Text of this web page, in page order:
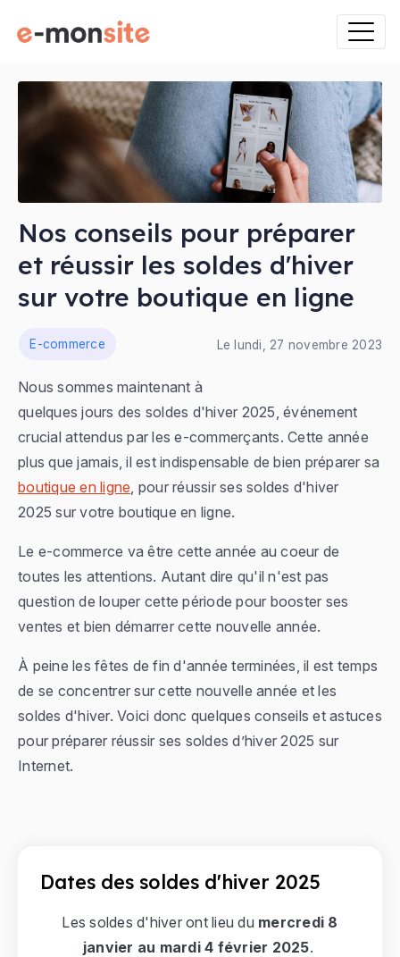
Nos conseils pour préparer
et réussir les soldes d'hiver
sur votre boutique en ligne
Le lundi, 27 novembre 2023
E-commerce
Nous sommes maintenant à
quelques jours des soldes d'hiver 2025, événement
crucial attendus par les e-commerçants. Cette année
plus que jamais, il est indispensable de bien préparer sa
boutique en ligne , pour réussir ses soldes d'hiver
2025 sur votre boutique en ligne.
Le e-commerce va être cette année au coeur de
toutes les attentions. Autant dire qu'il n'est pas
question de louper cette période pour booster ses
ventes et bien démarrer cette nouvelle année.
À peine les fêtes de fin d'année terminées, il est temps
de se concentrer sur cette nouvelle année et les
soldes d'hiver. Voici donc quelques conseils et astuces
pour préparer réussir ses soldes d’hiver 2025 sur
Internet.
Dates des soldes d'hiver 2025
Les soldes d'hiver ont lieu du mercredi 8
janvier au mardi 4 février 2025.